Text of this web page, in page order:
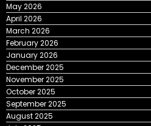
May 2026
April 2026
March 2026
February 2026
January 2026
December 2025
November 2025
October 2025
September 2025
August 2025